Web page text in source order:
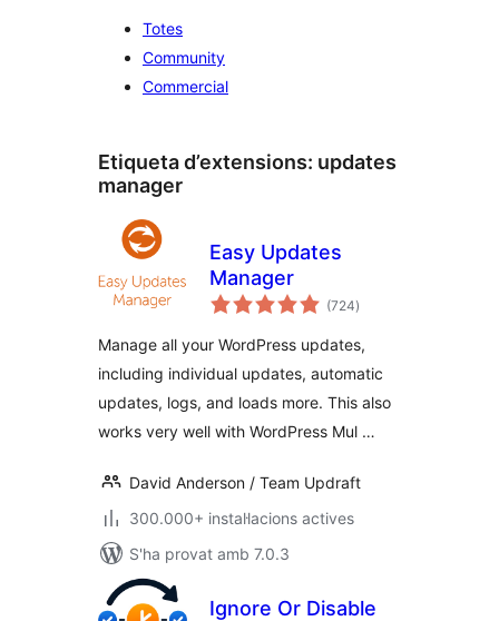
Totes
Community
Commercial
Etiqueta d’extensions: updates
manager
Easy Updates
Manager
(724puntuacions
totals
)
Manage all your WordPress updates,
including individual updates, automatic
updates, logs, and loads more. This also
works very well with WordPress Mul …
David Anderson / Team Updraft
300.000+ instal·lacions actives
S'ha provat amb 7.0.3
Ignore Or Disable